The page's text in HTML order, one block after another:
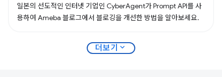
일본의 선도적인 인터넷 기업인 CyberAgent가 Prompt API를 사
용하여 Ameba 블로그에서 블로깅을 개선한 방법을 알아보세요.
더보기 expand_more